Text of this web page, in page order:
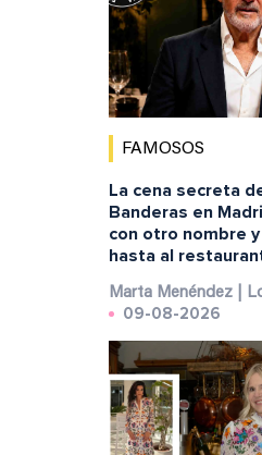
FAMOSOS
La cena secreta
Banderas en
con otro nombre
hasta al
Marta Menéndez |
09-08-2026